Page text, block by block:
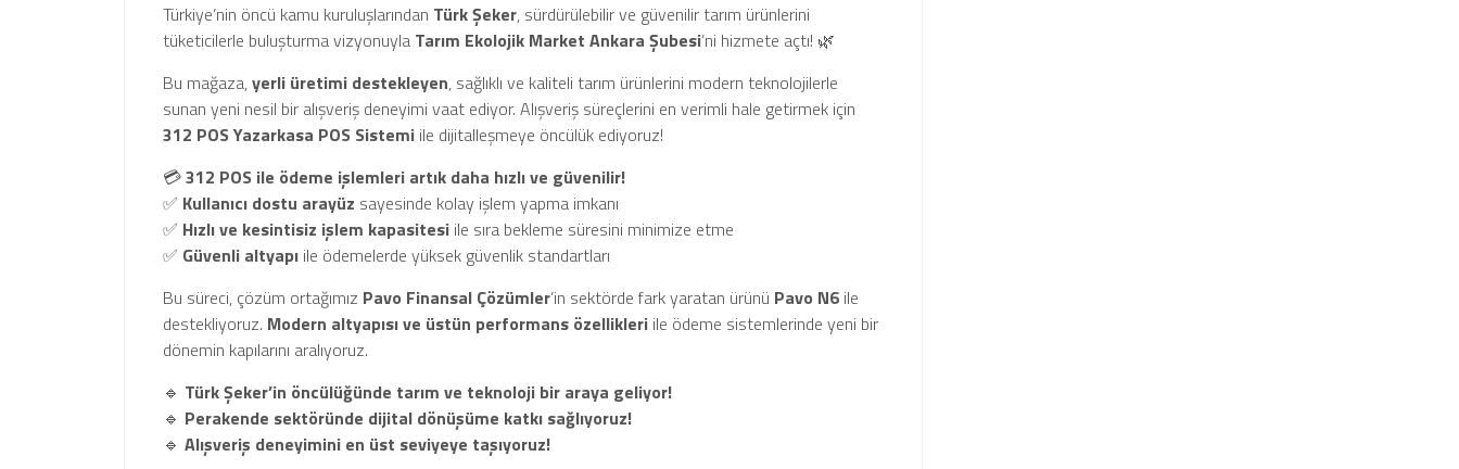
Türkiye’nin öncü kamu kuruluşlarından Türk Şeker, sürdürülebilir ve güvenilir tarım ürünlerini
tüketicilerle buluşturma vizyonuyla Tarım Ekolojik Market Ankara Şubesi’ni hizmete açtı! 🌿
Bu mağaza,yerli üretimi destekleyen, sağlıklı ve kaliteli tarım ürünlerini modern teknolojilerle
sunan yeni nesil bir alışveriş deneyimi vaat ediyor. Alışveriş süreçlerini en verimli hale getirmek için
312 POS Yazarkasa POS Sistemi ile dijitalleşmeye öncülük ediyoruz!
💳312 POS ile ödeme işlemleri artık daha hızlı ve güvenilir!
✅ Kullanıcı dostu arayüz sayesinde kolay işlem yapma imkanı
✅ Hızlı ve kesintisiz işlem kapasitesi ile sıra bekleme süresini minimize etme
✅ Güvenli altyapı ile ödemelerde yüksek güvenlik standartları
Bu süreci, çözüm ortağımız Pavo Finansal Çözümler’in sektörde fark yaratan ürünü Pavo N6 ile
destekliyoruz. Modern altyapısı ve üstün performans özellikleri ile ödeme sistemlerinde yeni bir
dönemin kapılarını aralıyoruz.
🔹 Türk Şeker’in öncülüğünde tarım ve teknoloji bir araya geliyor!
🔹 Perakende sektöründe dijital dönüşüme katkı sağlıyoruz!
🔹 Alışveriş deneyimini en üst seviyeye taşıyoruz!